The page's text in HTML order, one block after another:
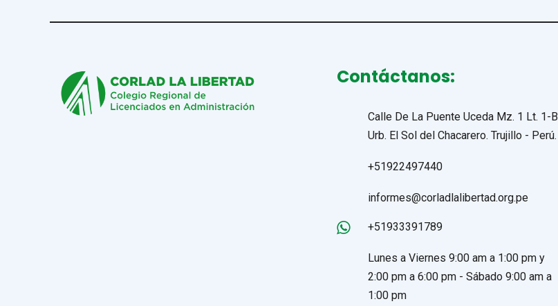
Contáctanos:
Calle De La Puente Uceda Mz. 1 Lt. 1-B
Urb. El Sol del Chacarero. Trujillo - Perú.
+51922497440
informes@corladlalibertad.org.pe
+51933391789
Lunes a Viernes 9:00 am a 1:00 pm y
2:00 pm a 6:00 pm - Sábado 9:00 am a
1:00 pm